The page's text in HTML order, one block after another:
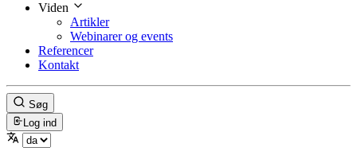
Viden
Artikler
Webinarer og events
Referencer
Kontakt
Søg
Log ind